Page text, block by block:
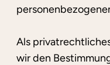
Als
wir den